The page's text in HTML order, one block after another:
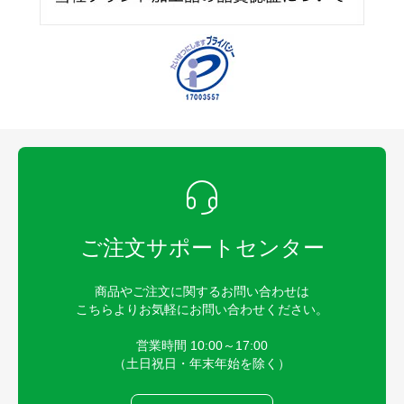
ご注文サポートセンター
商品やご注文に関するお問い合わせは
こちらよりお気軽にお問い合わせください。
営業時間 10:00～17:00
（土日祝日・年末年始を除く）